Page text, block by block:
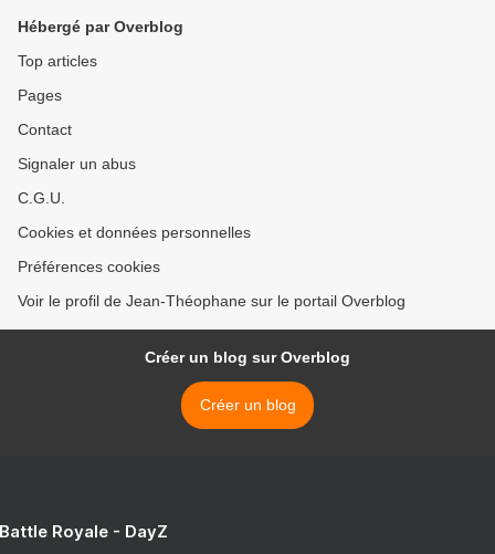
Hébergé par Overblog
Top articles
Pages
Contact
Signaler un abus
C.G.U.
Cookies et données personnelles
Préférences cookies
Voir le profil de Jean-Théophane sur le portail Overblog
Créer un blog sur Overblog
Créer un blog
Royale - DayZ